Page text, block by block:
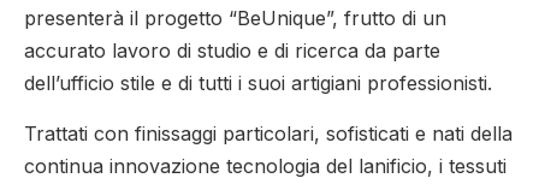
presenterà il progetto “BeUnique”, frutto di un
accurato lavoro di studio e di ricerca da parte
dell’ufficio stile e di tutti i suoi artigiani professionisti.
Trattati con finissaggi particolari, sofisticati e nati della
continua innovazione tecnologia del lanificio, i tessuti